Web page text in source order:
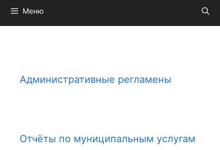
Меню
Административные регламены
Отчёты по муниципальным услугам